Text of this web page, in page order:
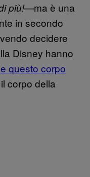
più!—ma è una
in secondo
decidere
Disney hanno
questo corpo
corpo della